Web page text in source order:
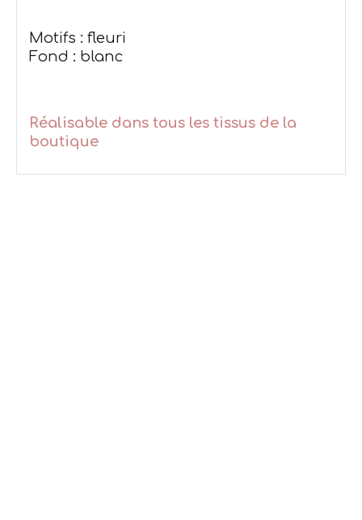
Motifs : fleuri
Fond : blanc
Réalisable dans tous les tissus de la
boutique